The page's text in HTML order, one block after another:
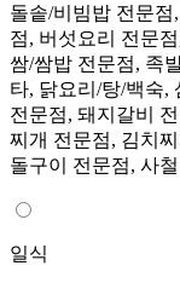
돌솥/비빔밥 전문
점, 버섯요리 전문
쌈/쌈밥 전문점, 족
타, 닭요리/탕/백숙,
전문점, 돼지갈비
찌개 전문점, 김치
돌구이 전문점, 사
일식